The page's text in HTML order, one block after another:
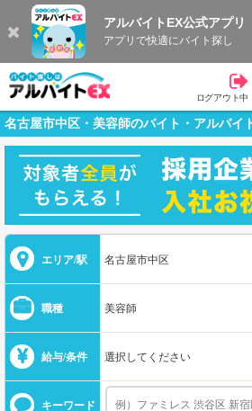
アルバイトEX公式アプリ
アプリで快適にバイト探し
ログアウト中
名古屋市中区・美容師のバイト・アルバイ
エリア/駅 名古屋市中区
職種 美容師
給与/条件 選択してください
キーワード